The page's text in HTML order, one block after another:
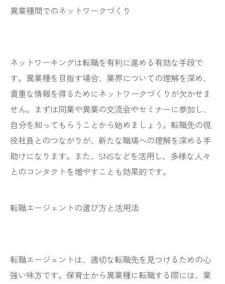
異業種間でのネットワークづくり
ネットワーキングは転職を有利に進める有効な手段で
す。異業種を目指す場合、業界についての理解を深め、
貴重な情報を得るためにネットワークづくりが欠かせま
せん。まずは同業や異業の交流会やセミナーに参加し、
自分を知ってもらうことから始めましょう。転職先の現
役社員とのつながりが、新たな職場への理解を深める手
助けになります。また、SNSなどを活用し、多様な人々
とのコンタクトを増やすことも効果的です。
転職エージェントの選び方と活用法
転職エージェントは、適切な転職先を見つけるための心
強い味方です。保育士から異業種に転職する際には、業